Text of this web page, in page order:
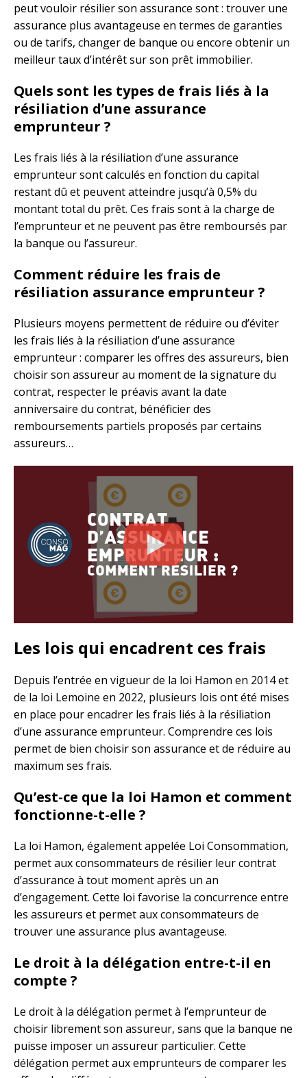
peut vouloir résilier son assurance sont : trouver une
assurance plus avantageuse en termes de garanties
ou de tarifs, changer de banque ou encore obtenir un
meilleur taux d’intérêt sur son prêt immobilier.
Quels sont les types de frais liés à la
résiliation d’une assurance
emprunteur ?
Les frais liés à la résiliation d’une assurance
emprunteur sont calculés en fonction du capital
restant dû et peuvent atteindre jusqu’à 0,5% du
montant total du prêt. Ces frais sont à la charge de
l’emprunteur et ne peuvent pas être remboursés par
la banque ou l’assureur.
Comment réduire les frais de
résiliation assurance emprunteur ?
Plusieurs moyens permettent de réduire ou d’éviter
les frais liés à la résiliation d’une assurance
emprunteur : comparer les offres des assureurs, bien
choisir son assureur au moment de la signature du
contrat, respecter le préavis avant la date
anniversaire du contrat, bénéficier des
remboursements partiels proposés par certains
assureurs…
Les lois qui encadrent ces frais
Depuis l’entrée en vigueur de la loi Hamon en 2014 et
de la loi Lemoine en 2022, plusieurs lois ont été mises
en place pour encadrer les frais liés à la résiliation
d’une assurance emprunteur. Comprendre ces lois
permet de bien choisir son assurance et de réduire au
maximum ses frais.
Qu’est-ce que la loi Hamon et comment
fonctionne-t-elle ?
La loi Hamon, également appelée Loi Consommation,
permet aux consommateurs de résilier leur contrat
d’assurance à tout moment après un an
d’engagement. Cette loi favorise la concurrence entre
les assureurs et permet aux consommateurs de
trouver une assurance plus avantageuse.
Le droit à la délégation entre-t-il en
compte ?
Le droit à la délégation permet à l’emprunteur de
choisir librement son assureur, sans que la banque ne
puisse imposer un assureur particulier. Cette
délégation permet aux emprunteurs de comparer les